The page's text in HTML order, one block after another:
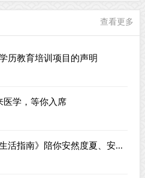
查看更多
历教育培训项目的声明
医学，等你入席
活指南》陪你安然度夏、安...